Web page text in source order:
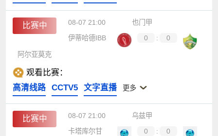
比赛中 08-07 21:00
也门甲
伊蒂哈德IBB
0 : 0
阿尔亚莫克
观看比赛：
高清线路
CCTV5 文字直播 更多
比赛中 08-07 21:00
乌兹甲
卡塔库尔甘
0 :
0